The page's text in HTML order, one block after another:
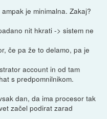
je minimalna. Zakaj?
nit hkrati -> sistem ne
če pa že to delamo, pa je
account in od tam
s predpomnilnikom.
dan, da ima procesor tak
začel podirat zarad